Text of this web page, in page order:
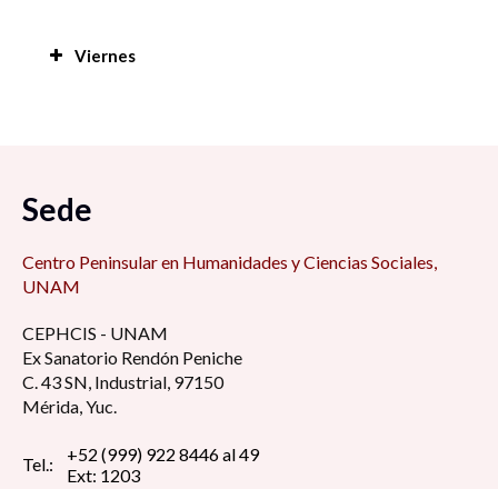
Viernes
Foro de Modelo de administración estratégica
regreso a las aulas ¿Qué hacer con la
virtualidad? 8:30 am
La perspectiva estudiantil universitaria en
tiempos de pandemia: reflexión y debate 8:30
am
Sede
Centro Peninsular en Humanidades y Ciencias Sociales,
UNAM
CEPHCIS - UNAM
Ex Sanatorio Rendón Peniche
C. 43 SN, Industrial, 97150
Mérida, Yuc.
Tel.:
+52 (999) 922 8446 al 49
Ext: 1203